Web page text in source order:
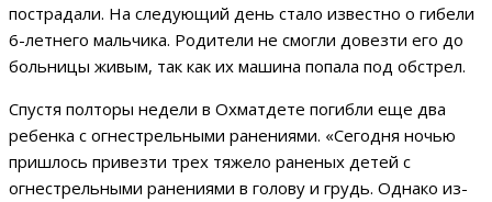
пострадали. На следующий день стало известно о гибели
6-летнего мальчика. Родители не смогли довезти его до
больницы живым, так как их машина попала под обстрел.
Спустя полторы недели в Охматдете погибли еще два
ребенка с огнестрельными ранениями. «Сегодня ночью
пришлось привезти трех тяжело раненых детей с
огнестрельными ранениями в голову и грудь. Однако из-